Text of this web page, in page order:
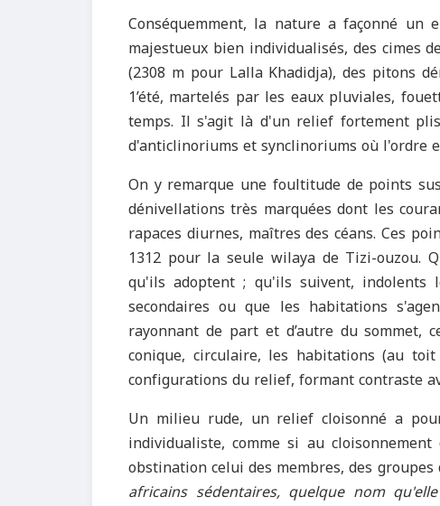
Conséquemment, la nature a façonné un
majestueux bien individualisés, des cimes
(2308 m pour Lalla Khadidja), des pitons
1’été, martelés par les eaux pluviales,
temps. Il s'agit là d'un relief fortement
d'anticlinoriums et synclinoriums où l'ordre
On y remarque une foultitude de points
dénivellations très marquées dont les
rapaces diurnes, maîtres des céans. Ces
1312 pour la seule wilaya de Tizi-ouzou.
qu'ils adoptent ; qu'ils suivent, indolents
secondaires ou que les habitations
rayonnant de part et d’autre du sommet,
conique, circulaire, les habitations (au
configurations du relief, formant contraste
Un milieu rude, un relief cloisonné a
individualiste, comme si au
obstination celui des membres, des
africains sédentaires, quelque nom